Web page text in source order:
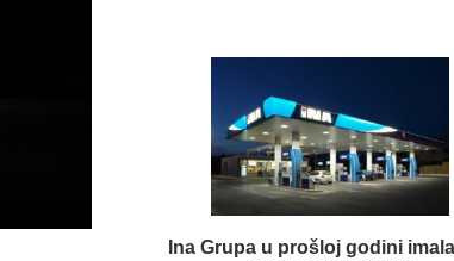
Ina Grupa u prošloj godini